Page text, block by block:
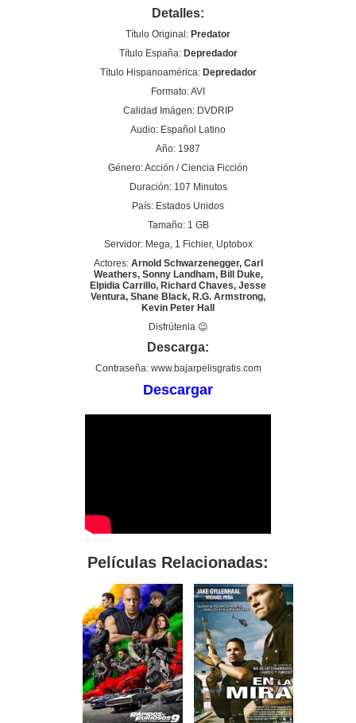
Detalles:
Título Original: Predator
Título España: Depredador
Título Hispanoamérica: Depredador
Formato: AVI
Calidad Imágen: DVDRIP
Audio: Español Latino
Año: 1987
Género: Acción / Ciencia Ficción
Duración: 107 Minutos
País: Estados Unidos
Tamaño: 1 GB
Servidor: Mega, 1 Fichier, Uptobox
Actores: Arnold Schwarzenegger, Carl
Weathers, Sonny Landham, Bill Duke,
Elpidia Carrillo, Richard Chaves, Jesse
Ventura, Shane Black, R.G. Armstrong,
Kevin Peter Hall
Disfrútenla 😉
Descarga:
Contraseña: www.bajarpelisgratis.com
Descargar
Películas Relacionadas: